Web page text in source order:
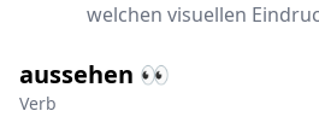
welchen visuellen
aussehen 👀
Verb